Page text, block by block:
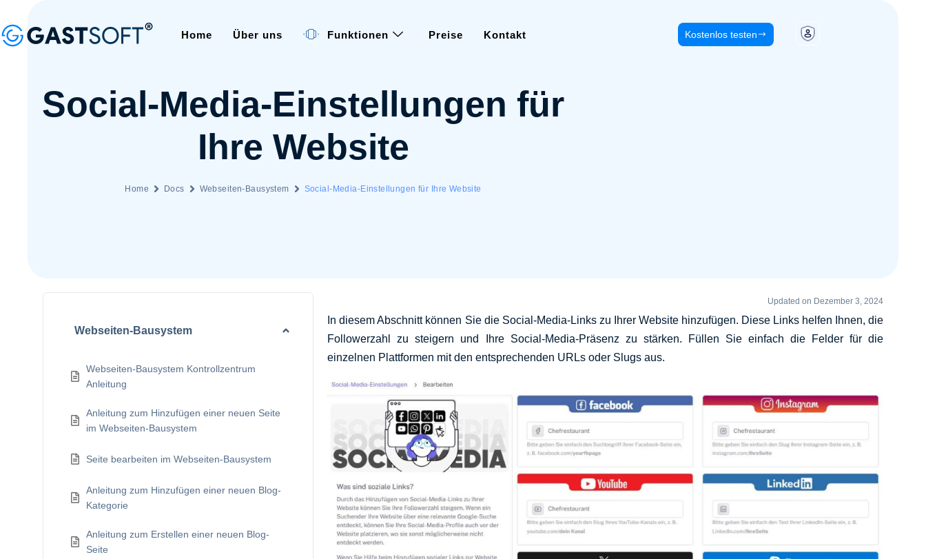
Home Über uns Funktionen Preise Kontakt Kostenlos testen
Social-Media-Einstellungen für
Ihre Website
Home Docs Webseiten-Bausystem Social-Media-Einstellungen für Ihre Website
Webseiten-Bausystem
Webseiten-Bausystem Kontrollzentrum
Anleitung
Anleitung zum Hinzufügen einer neuen Seite
im Webseiten-Bausystem
Seite bearbeiten im Webseiten-Bausystem
Anleitung zum Hinzufügen einer neuen Blog-
Kategorie
Anleitung zum Erstellen einer neuen Blog-
Seite
Updated on Dezember 3, 2024
In diesem Abschnitt können Sie die Social-Media-Links zu Ihrer Website hinzufügen. Diese Links helfen Ihnen, die
Followerzahl zu steigern und Ihre Social-Media-Präsenz zu stärken. Füllen Sie einfach die Felder für die
einzelnen Plattformen mit den entsprechenden URLs oder Slugs aus.